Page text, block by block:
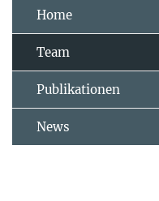
Home
Team
Publikationen
News